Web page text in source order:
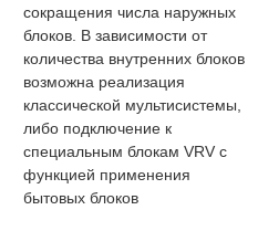
сокращения числа наружных
блоков. В зависимости от
количества внутренних блоков
возможна реализация
классической мультисистемы,
либо подключение к
специальным блокам VRV с
функцией применения
бытовых блоков